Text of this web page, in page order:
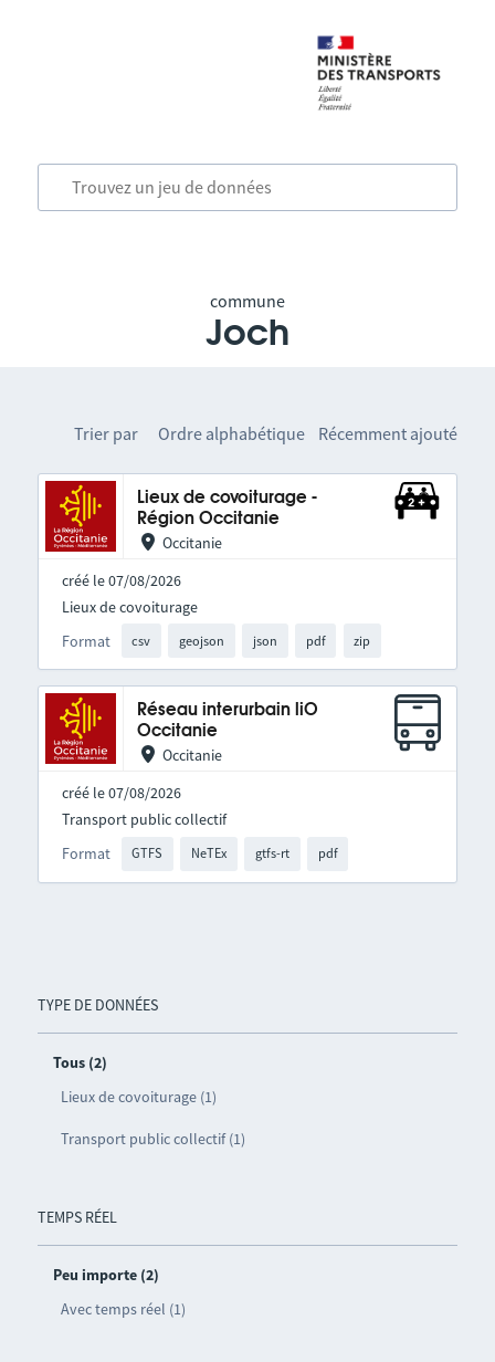
commune
Joch
TYPE DE DONNÉES
Tous (2)
Lieux de covoiturage (1)
Transport public collectif (1)
TEMPS RÉEL
Peu importe (2)
Avec temps réel (1)
Trier par Ordre alphabétique Récemment ajouté
Lieux de covoiturage -
Région Occitanie
Occitanie
créé le 07/08/2026
Format csv geojson json pdf zip
Lieux de covoiturage
Réseau interurbain liO
Occitanie
Occitanie
créé le 07/08/2026
Format GTFS NeTEx gtfs-rt pdf
Transport public collectif